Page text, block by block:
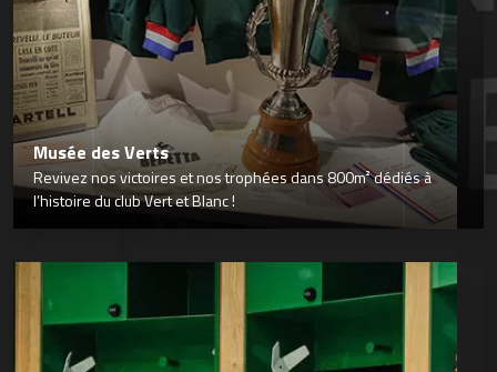
Musée des Verts
Revivez nos victoires et nos trophées dans 800m² dédiés à
l’histoire du club Vert et Blanc !